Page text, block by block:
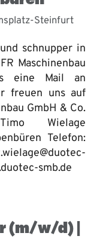
Steinfurt
schnupper in
Maschinenbau
eine Mail an
freuen uns auf
GmbH & Co.
Wielage
Telefon:
smb.de
(m/w/d) |